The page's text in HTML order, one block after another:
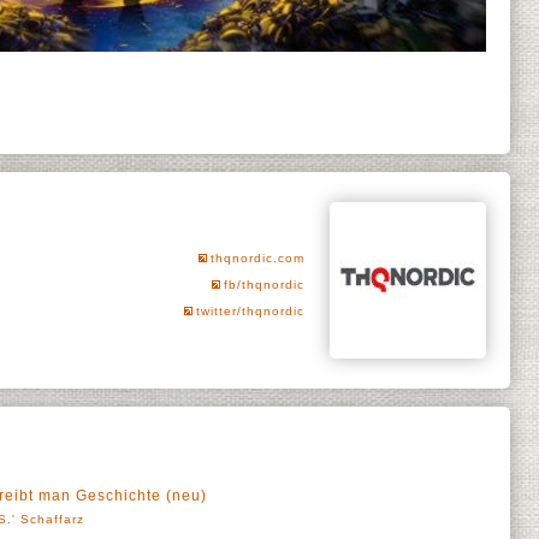
thqnordic.com
fb/thqnordic
twitter/thqnordic
man Geschichte (neu)
Schaffarz